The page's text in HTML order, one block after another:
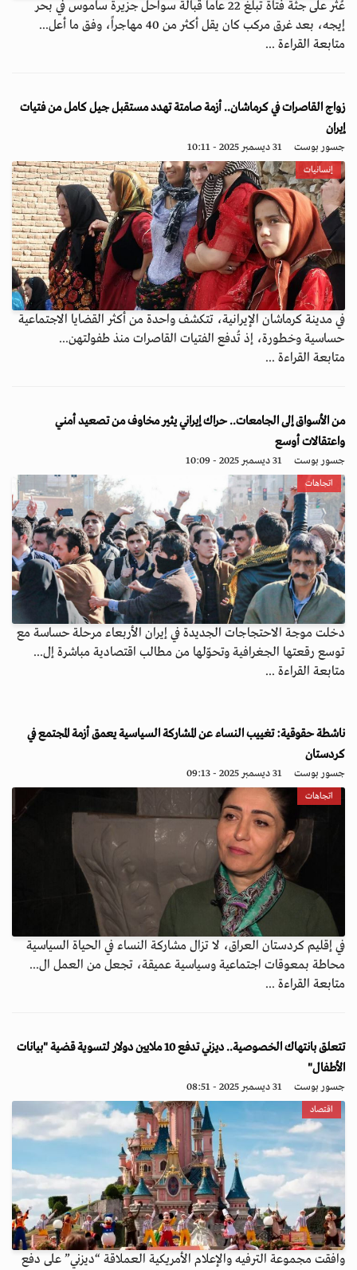
عُثر على جثة فتاة تبلغ 22 عاماً قبالة سواحل جزيرة ساموس في بحر
إيجه، بعد غرق مركب كان يقل أكثر من 40 مهاجراً، وفق ما أعل...
متابعة القراءة ...
زواج القاصرات في كرماشان.. أزمة صامتة تهدد مستقبل جيل كامل من فتيات
إيران
جسور بوست 31 ديسمبر 2025 - 10:11
إنسانيات
في مدينة كرماشان الإيرانية، تتكشف واحدة من أكثر القضايا الاجتماعية
حساسية وخطورة، إذ تُدفع الفتيات القاصرات منذ طفولتهن...
متابعة القراءة ...
من الأسواق إلى الجامعات.. حراك إيراني يثير مخاوف من تصعيد أمني
واعتقالات أوسع
جسور بوست 31 ديسمبر 2025 - 10:09
اتجاهات
دخلت موجة الاحتجاجات الجديدة في إيران الأربعاء مرحلة حساسة مع
توسع رقعتها الجغرافية وتحوّلها من مطالب اقتصادية مباشرة إل...
متابعة القراءة ...
ناشطة حقوقية: تغييب النساء عن المشاركة السياسية يعمق أزمة المجتمع في
كردستان
جسور بوست 31 ديسمبر 2025 - 09:13
اتجاهات
في إقليم كردستان العراق، لا تزال مشاركة النساء في الحياة السياسية
محاطة بمعوقات اجتماعية وسياسية عميقة، تجعل من العمل ال...
متابعة القراءة ...
تتعلق بانتهاك الخصوصية.. ديزني تدفع 10 ملايين دولار لتسوية قضية "بيانات
الأطفال"
جسور بوست 31 ديسمبر 2025 - 08:51
اقتصاد
وافقت مجموعة الترفيه والإعلام الأمريكية العملاقة “ديزني” على دفع